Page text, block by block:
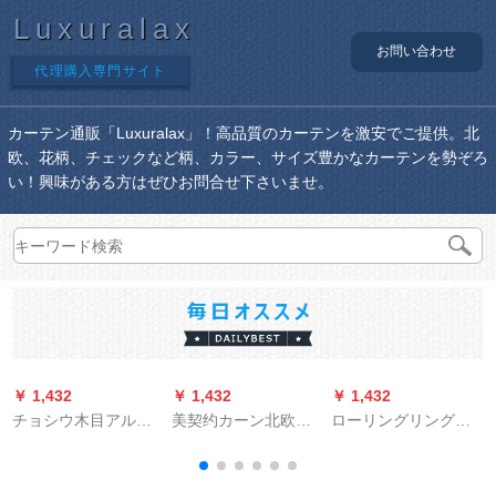
Luxuralax
代理購入専門サイト
お問い合わせ
カーテン通販「Luxuralax」！高品質のカーテンを激安でご提供。北
欧、花柄、チェックなど柄、カラー、サイズ豊かなカーテンを勢ぞろ
い！興味がある方はぜひお問合せ下さいませ。
￥ 1,432
チョシウ木目アルミ
￥ 1,432
美契约カーン北欧风
ド寝室リングベルダ
￥ 1,432
ローリングリングリ